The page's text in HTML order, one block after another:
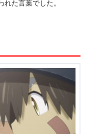
た言葉でした。